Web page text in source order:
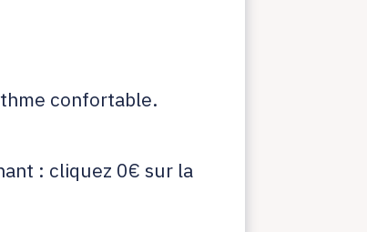
confortable.
: cliquez 0€ sur la